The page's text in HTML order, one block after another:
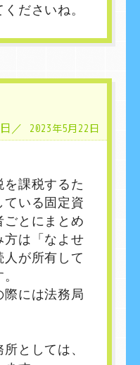
ださいね。
／ 2023年5月22日
課税するた
いる固定資
とにまとめ
方は「なよせ
が所有して
際には法務局
としては、